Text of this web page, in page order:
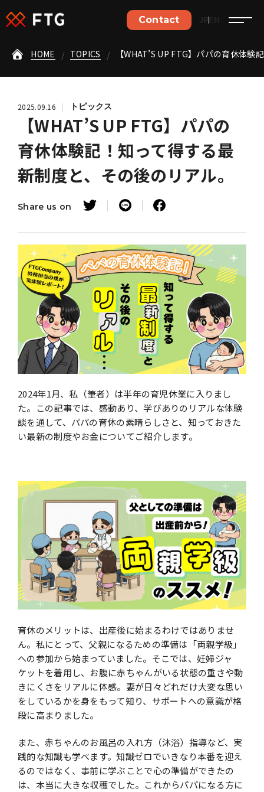
Contact EN
JP
お気軽にお問い合わせください。
お問い合わせはこちら
Home
Philosophy
Business
About us
Topics
Recruit Partner
プライバシーポリシー
情報セキュリティー方針
東京都目黒区中目黒3-6-1
千陽アポロンビル4F
Google Mapsで見る
HOME TOPICS 【WHAT’S UP FTG】パパの育休体
2025.09.16 トピックス
【WHAT’S UP FTG】パパの
育休体験記！知って得する最
新制度と、その後のリアル。
Share us on
2024年1⽉、私（筆者）は半年の育児休業に⼊りまし
た。この記事では、感動あり、学びありのリアルな体験
談を通して、パパの育休の素晴らしさと、知っておきた
い最新の制度やお⾦についてご紹介します。
育休のメリットは、出産後に始まるわけではありませ
ん。私にとって、⽗親になるための準備は「両親学級」
への参加から始まっていました。そこでは、妊婦ジャ
ケットを着⽤し、お腹に⾚ちゃんがいる状態の重さや動
きにくさをリアルに体感。妻が⽇々どれだけ⼤変な思い
をしているかを⾝をもって知り、サポートへの意識が格
段に⾼まりました。
また、⾚ちゃんのお⾵呂の⼊れ⽅（沐浴）指導など、実
践的な知識も学べます。知識ゼロでいきなり本番を迎え
るのではなく、事前に学ぶことで⼼の準備ができたの
は、本当に⼤きな収穫でした。これからパパになる⽅に